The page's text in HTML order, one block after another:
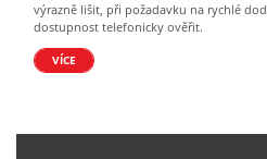
výrazně lišit, při požadavku na rychlé
dostupnost telefonicky ověřit.
VÍCE